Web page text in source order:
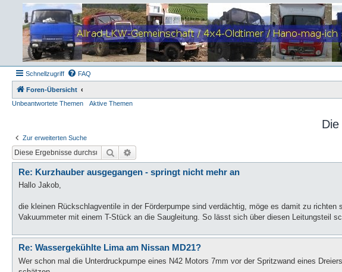
Schnellzugriff FAQ
Foren-Übersicht
Unbeantwortete Themen
Aktive Themen
Zur erweiterten Suche
Suche
Re: Kurzhauber ausgegangen - springt nicht mehr an
Hallo Jakob,
die kleinen Rückschlagventile in der Förderpumpe sind verdächtig, möge es damit zu richten
Vakuummeter mit einem T-Stück an die Saugleitung. So lässt sich über diesen Leitungsteil
Re: Wassergekühlte Lima am Nissan MD21?
Wer schon mal die Unterdruckpumpe eines N42 Motors 7mm vor der Spritzwand eines